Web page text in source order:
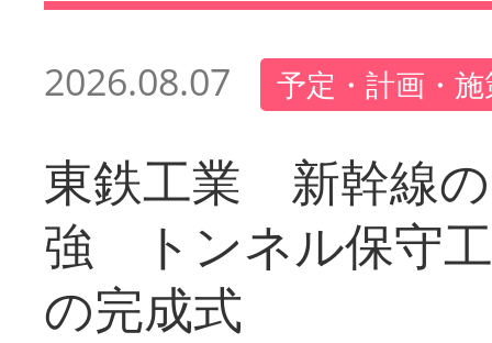
2026.08.07 予定・計画・
東鉄工業 新幹線
強 トンネル保守
の完成式